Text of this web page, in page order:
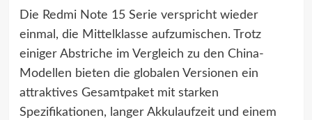
Die Redmi Note 15 Serie verspricht wieder
einmal, die Mittelklasse aufzumischen. Trotz
einiger Abstriche im Vergleich zu den China-
Modellen bieten die globalen Versionen ein
attraktives Gesamtpaket mit starken
Spezifikationen, langer Akkulaufzeit und einem